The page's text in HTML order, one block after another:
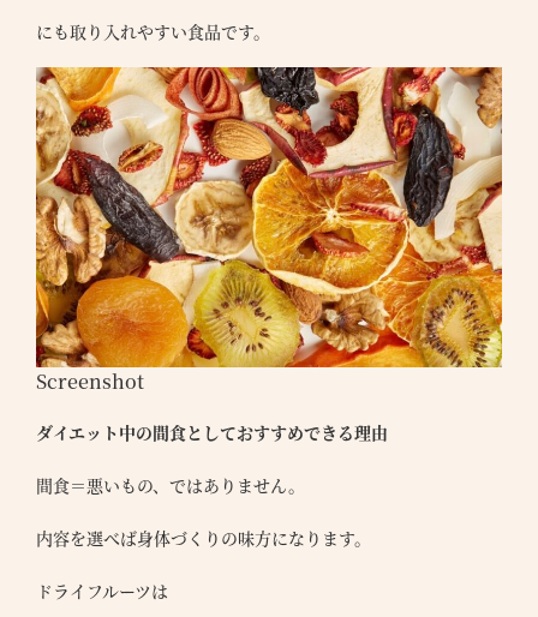
にも取り入れやすい食品です。
Screenshot
ダイエット中の間食としておすすめできる理由
間食＝悪いもの、ではありません。
内容を選べば身体づくりの味方になります。
ドライフルーツは